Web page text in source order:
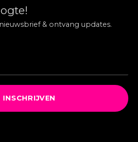
& ontvang updates.
INSCHRIJVEN